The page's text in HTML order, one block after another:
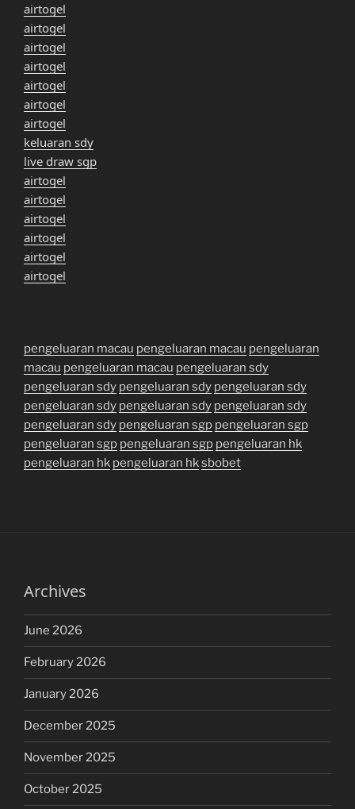
airtogel
airtogel
airtogel
airtogel
airtogel
airtogel
airtogel
keluaran sdy
live draw sgp
airtogel
airtogel
airtogel
airtogel
airtogel
airtogel
pengeluaran macau pengeluaran macau pengeluaran
macau pengeluaran macau pengeluaran sdy
pengeluaran sdy pengeluaran sdy pengeluaran sdy
pengeluaran sdy pengeluaran sdy pengeluaran sdy
pengeluaran sdy pengeluaran sgp pengeluaran sgp
pengeluaran sgp pengeluaran sgp pengeluaran hk
pengeluaran hk pengeluaran hksbobet
Archives
June 2026
February 2026
January 2026
December 2025
November 2025
October 2025